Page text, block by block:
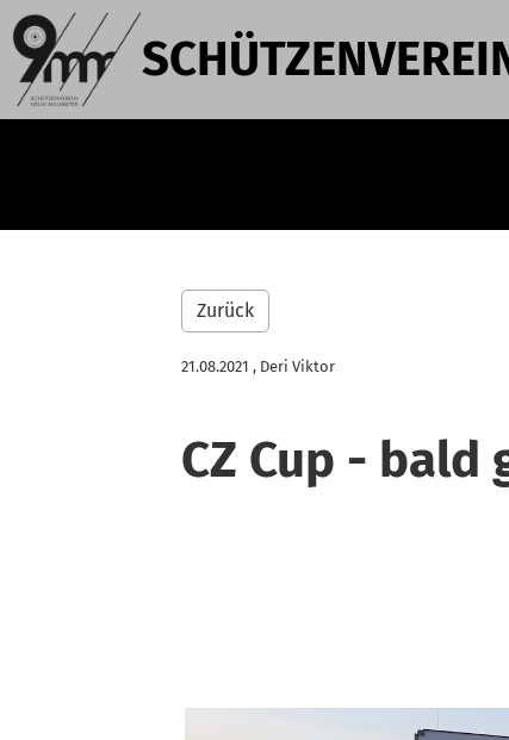
Zurück
21.08.2021 , Deri Viktor
CZ Cup - bald